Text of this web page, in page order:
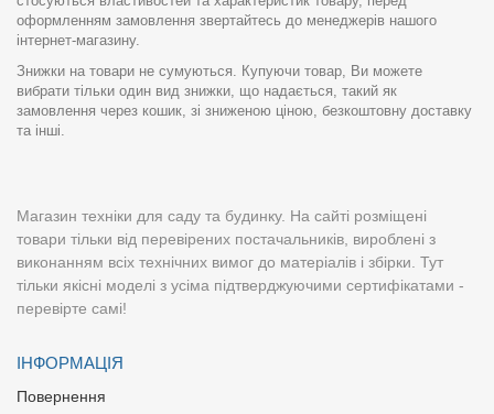
оформленням замовлення звертайтесь до менеджерів нашого
інтернет-магазину.
Знижки на товари не сумуються. Купуючи товар, Ви можете
вибрати тільки один вид знижки, що надається, такий як
замовлення через кошик, зі зниженою ціною, безкоштовну доставку
та інші.
Магазин техніки для саду та будинку. На сайті розміщені
товари тільки від перевірених постачальників, вироблені з
виконанням всіх технічних вимог до матеріалів і збірки. Тут
тільки якісні моделі з усіма підтверджуючими сертифікатами -
перевірте самі!
ІНФОРМАЦІЯ
Повернення